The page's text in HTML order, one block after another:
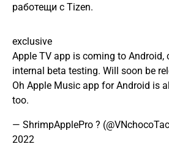
работещи с Tizen.
exclusive
Apple TV app is coming to Android,
internal beta testing. Will soon be
Oh Apple Music app for Android is
too.
— ShrimpApplePro ?
2022